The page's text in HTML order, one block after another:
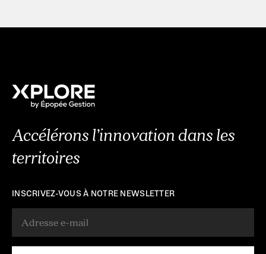
Accélérons l’innovation dans les
territoires
INSCRIVEZ-VOUS À NOTRE NEWSLETTER